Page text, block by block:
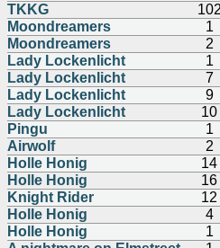
TKKG
102
Moondreamers
1
Moondreamers
2
Lady Lockenlicht
1
Lady Lockenlicht
7
Lady Lockenlicht
9
Lady Lockenlicht
10
Pingu
1
Airwolf
2
Holle Honig
14
Holle Honig
16
Knight Rider
12
Holle Honig
4
Holle Honig
1